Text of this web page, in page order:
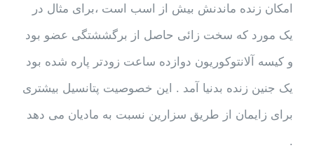
امکان زنده ماندنش بیش از اسب است ،برای مثال در
یک مورد که سخت زائی حاصل از برگششتگی عضو بود
و کیسه آلانتوکوریون دوازده ساعت زودتر پاره شده بود
یک جنین زنده بدنیا آمد . این خصوصیت پتانسیل بیشتری
برای زایمان از طریق سزارین نسبت به مادیان می دهد
.